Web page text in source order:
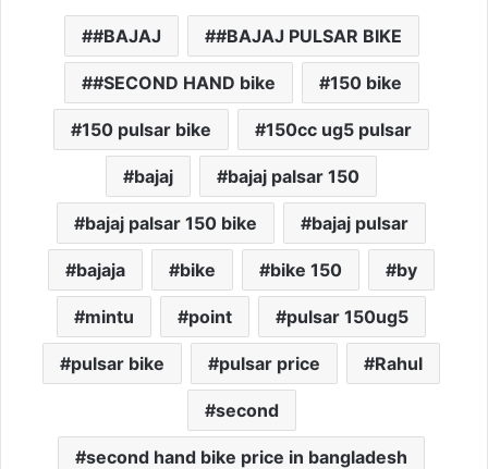
#BAJAJ #BAJAJ PULSAR BIKE
#SECOND HAND bike 150 bike
150 pulsar bike 150cc ug5 pulsar
bajaj bajaj palsar 150
bajaj palsar 150 bike bajaj pulsar
bajaja bike bike 150 by
mintu point pulsar 150ug5
pulsar bike pulsar price Rahul
second
second hand bike price in bangladesh